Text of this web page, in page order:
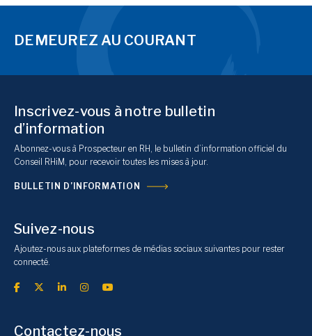
DEMEUREZ AU COURANT
Inscrivez-vous à notre bulletin
d’information
Abonnez-vous à Prospecteur en RH, le bulletin d’information officiel du
Conseil RHiM, pour recevoir toutes les mises à jour.
BULLETIN D’INFORMATION
Suivez-nous
Ajoutez-nous aux plateformes de médias sociaux suivantes pour rester
connecté.
Contactez-nous